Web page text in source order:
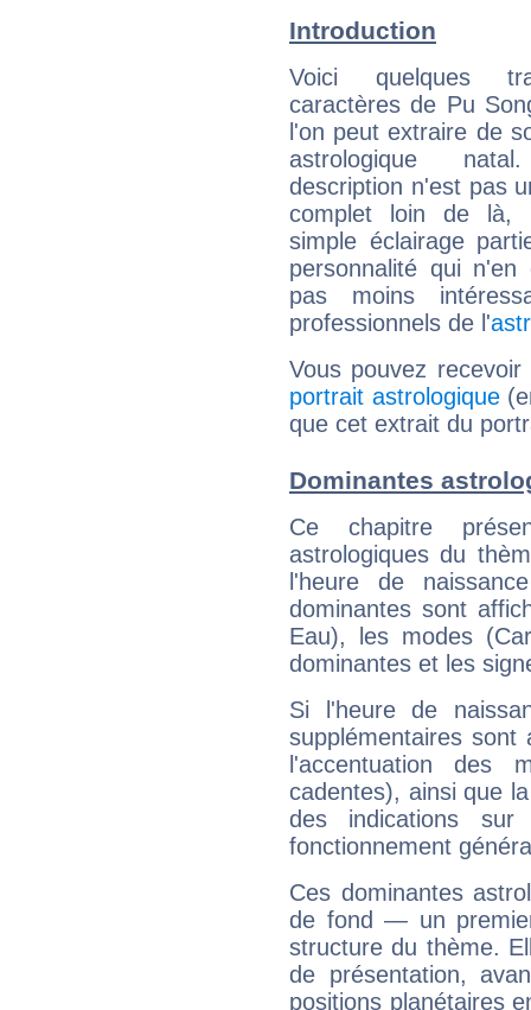
Introduction
Voici quelques
caractères de Pu
l'on peut extraire de
astrologique
description n'est pas
complet loin de là,
simple éclairage
personnalité qui n'en
pas moins
professionnels de l'
Vous pouvez
portrait astrologique
que cet extrait du
Dominantes
Ce chapitre
astrologiques du
l'heure de
dominantes sont
Eau), les modes
dominantes et les
Si l'heure de
supplémentaires sont
l'accentuation des
cadentes), ainsi que
des indications sur
fonctionnement
Ces dominantes
de fond — un
structure du thème.
de présentation,
positions planétaires